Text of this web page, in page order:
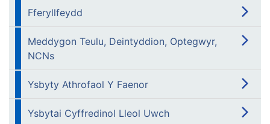
Fferyllfeydd
Meddygon Teulu, Deintyddion, Optegwyr,
NCNs
Ysbyty Athrofaol Y Faenor
Ysbytai Cyffredinol Lleol Uwch